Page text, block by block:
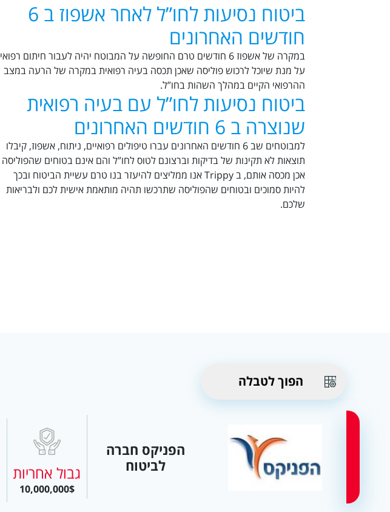
ביטוח נסיעות לחו”ל לאחר אשפוז ב 6
חודשים האחרונים
במקרה של אשפוז 6 חודשים טרם החופשה על המבוטח יהיה לעבור חיתום רפואי
על מנת שיוכל לרכוש פוליסה שאכן תכסה בעיה רפואית במקרה של הרעה במצב
ההרפואי הקיים במהלך השהות בחו”ל.
ביטוח נסיעות לחו”ל עם בעיה רפואית
שנוצרה ב 6 חודשים האחרונים
למבוטחים שב 6 חודשים האחרונים עברו טיפולים רפואיים, ניתוח, אשפוז, קיבלו
תוצאות לא תקינות של בדיקות וברצונם לטוס לחו”ל והם אינם בטוחים שהפוליסה
אכן מכסה אותם, ב Trippy אנו ממליצים להיעזר בנו טרם עשיית הביטוח ובכך
להיות סמוכים ובטוחים שהפוליסה שתרכשו תהיה מותאמת אישית לכם ולבריאות
שלכם.
הפוך לטבלה
הפניקס חברה
לביטוח
גבול אחריות
10,000,000$